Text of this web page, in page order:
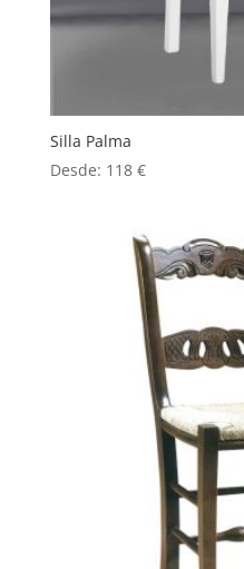
Silla Palma
Desde: 118 €